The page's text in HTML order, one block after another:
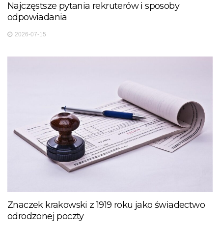
Najczęstsze pytania rekruterów i sposoby
odpowiadania
2026-07-15
Znaczek krakowski z 1919 roku jako świadectwo
odrodzonej poczty